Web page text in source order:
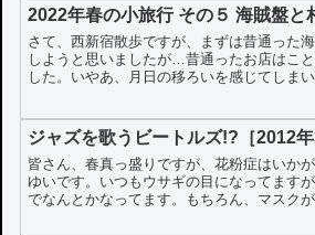
2022年春の小旅行 その５ 海賊盤と
さて、西新宿散歩ですが、まずは昔通った
しようと思いましたが…昔通ったお店はこ
した。いやあ、月日の移ろいを感じてしま
ジャズを歌うビートルズ!?［2012年
皆さん、春真っ盛りですが、花粉症はいか
ゆいです。いつもウサギの目になってます
でなんとかなってます。もちろん、マスク